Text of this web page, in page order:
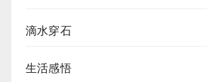
滴水穿石
生活感悟